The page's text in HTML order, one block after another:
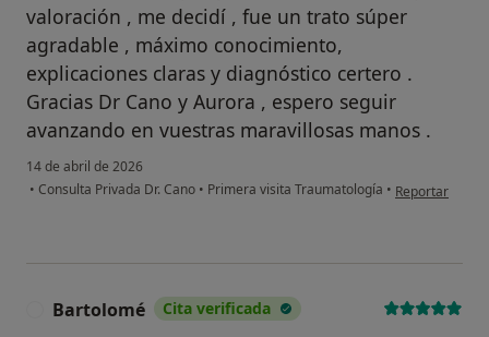
valoración , me decidí , fue un trato súper
agradable , máximo conocimiento,
explicaciones claras y diagnóstico certero .
Gracias Dr Cano y Aurora , espero seguir
avanzando en vuestras maravillosas manos .
14 de abril de 2026
• Consulta Privada Dr. Cano • Primera visita Traumatología • en opinión del
Reportar
Bartolomé Cita verificada